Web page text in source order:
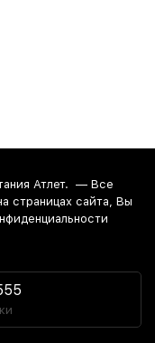
Атлет. — Все
страницах сайта, Вы